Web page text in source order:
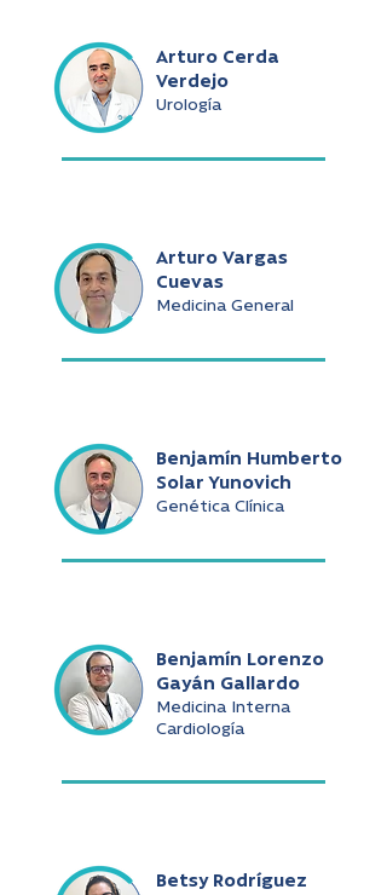
Arturo Cerda
Verdejo
Urología
Arturo Vargas
Cuevas
Medicina General
Benjamín Humberto
Solar Yunovich
Genética Clínica
Benjamín Lorenzo
Gayán Gallardo
Medicina Interna
Cardiología
Betsy Rodríguez